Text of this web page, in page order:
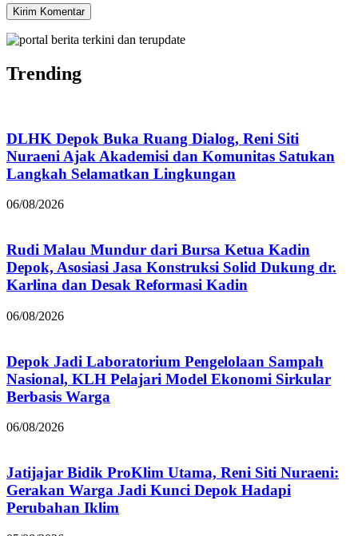
Trending
DLHK Depok Buka Ruang Dialog, Reni Siti
Nuraeni Ajak Akademisi dan Komunitas Satukan
Langkah Selamatkan Lingkungan
06/08/2026
Rudi Malau Mundur dari Bursa Ketua Kadin
Depok, Asosiasi Jasa Konstruksi Solid Dukung dr.
Karlina dan Desak Reformasi Kadin
06/08/2026
Depok Jadi Laboratorium Pengelolaan Sampah
Nasional, KLH Pelajari Model Ekonomi Sirkular
Berbasis Warga
06/08/2026
Jatijajar Bidik ProKlim Utama, Reni Siti Nuraeni:
Gerakan Warga Jadi Kunci Depok Hadapi
Perubahan Iklim